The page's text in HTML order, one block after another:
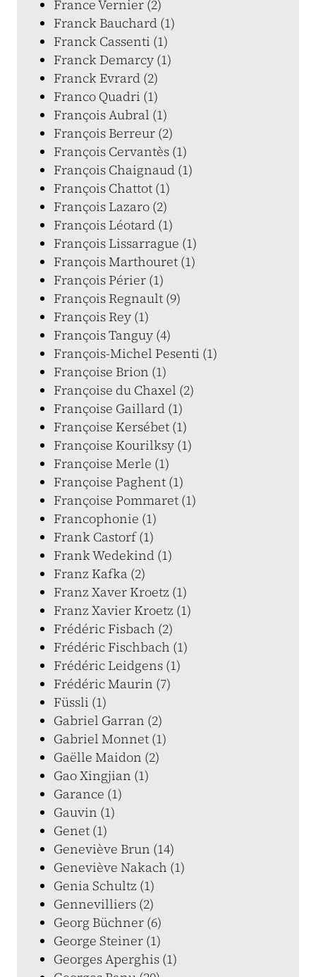
France Vernier (2)
Franck Bauchard (1)
Franck Cassenti (1)
Franck Demarcy (1)
Franck Evrard (2)
Franco Quadri (1)
François Aubral (1)
François Berreur (2)
François Cervantès (1)
François Chaignaud (1)
François Chattot (1)
François Lazaro (2)
François Léotard (1)
François Lissarrague (1)
François Marthouret (1)
François Périer (1)
François Regnault (9)
François Rey (1)
François Tanguy (4)
François-Michel Pesenti (1)
Françoise Brion (1)
Françoise du Chaxel (2)
Françoise Gaillard (1)
Françoise Kersébet (1)
Françoise Kourilksy (1)
Françoise Merle (1)
Françoise Paghent (1)
Françoise Pommaret (1)
Francophonie (1)
Frank Castorf (1)
Frank Wedekind (1)
Franz Kafka (2)
Franz Xaver Kroetz (1)
Franz Xavier Kroetz (1)
Frédéric Fisbach (2)
Frédéric Fischbach (1)
Frédéric Leidgens (1)
Frédéric Maurin (7)
Füssli (1)
Gabriel Garran (2)
Gabriel Monnet (1)
Gaëlle Maidon (2)
Gao Xingjian (1)
Garance (1)
Gauvin (1)
Genet (1)
Geneviève Brun (14)
Geneviève Nakach (1)
Genia Schultz (1)
Gennevilliers (2)
Georg Büchner (6)
George Steiner (1)
Georges Aperghis (1)